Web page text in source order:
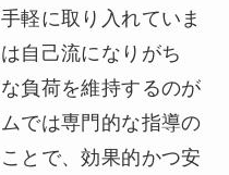
軽に取り入れていま
自己流になりがち
負荷を維持するのが
では専門的な指導の
とで、効果的かつ安